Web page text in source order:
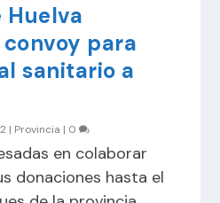
Huelva
para
sanitario a
| Provincia | 0
en colaborar
donaciones hasta el